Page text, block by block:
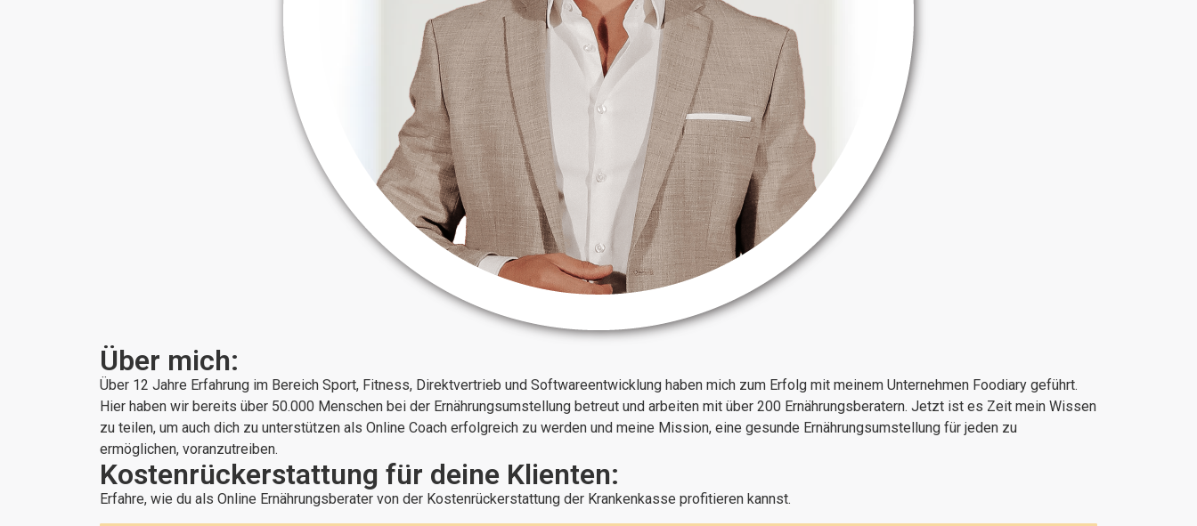
Über mich:
Über 12 Jahre Erfahrung im Bereich Sport, Fitness, Direktvertrieb und Softwareentwicklung haben mich zum Erfolg mit meinem Unternehmen Foodiary geführt.
Hier haben wir bereits über 50.000 Menschen bei der Ernährungsumstellung betreut und arbeiten mit über 200 Ernährungsberatern. Jetzt ist es Zeit mein Wissen
zu teilen, um auch dich zu unterstützen als Online Coach erfolgreich zu werden und meine Mission, eine gesunde Ernährungsumstellung für jeden zu
ermöglichen, voranzutreiben.
Kostenrückerstattung für deine Klienten:
Erfahre, wie du als Online Ernährungsberater von der Kostenrückerstattung der Krankenkasse profitieren kannst.